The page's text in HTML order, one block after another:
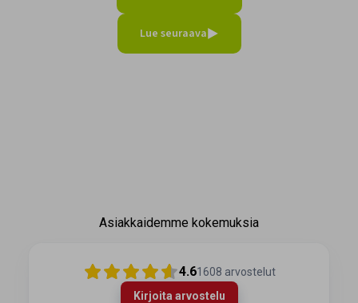
Lue seuraava
Asiakkaidemme kokemuksia
4.61608 arvostelut
Kirjoita arvostelu